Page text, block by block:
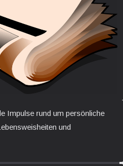
Impulse rund um persönliche
und